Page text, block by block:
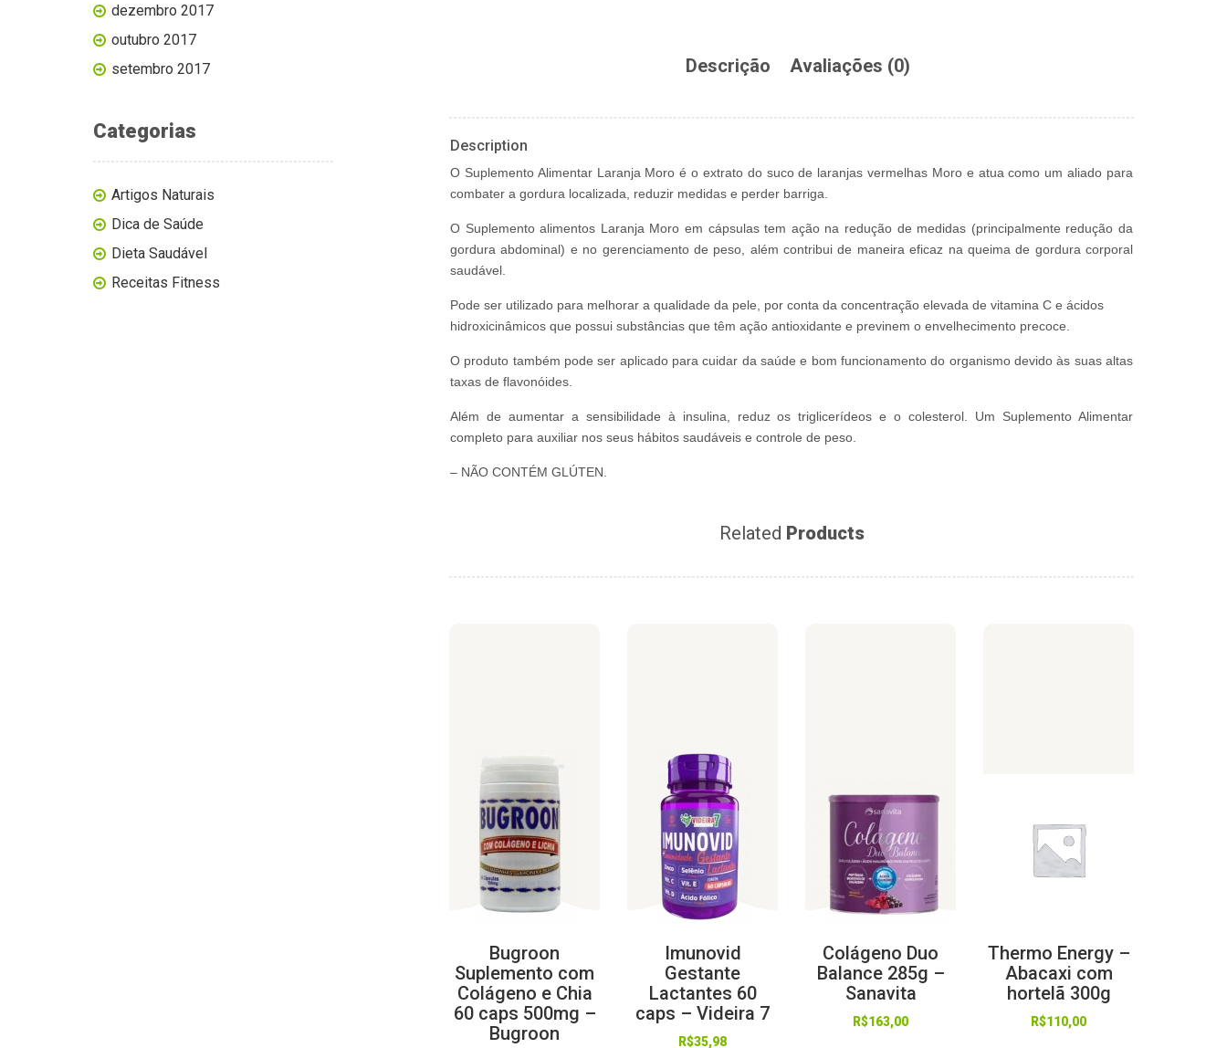
Descrição Avaliações (0)
Description
O Suplemento Alimentar Laranja Moro é o extrato do suco de laranjas vermelhas Moro e atua como um aliado para
combater a gordura localizada, reduzir medidas e perder barriga.
O Suplemento alimentos Laranja Moro em cápsulas tem ação na redução de medidas (principalmente redução da
gordura abdominal) e no gerenciamento de peso, além contribui de maneira eficaz na queima de gordura corporal
saudável.
Pode ser utilizado para melhorar a qualidade da pele, por conta da concentração elevada de vitamina C e ácidos
hidroxicinâmicos que possui substâncias que têm ação antioxidante e previnem o envelhecimento precoce.
O produto também pode ser aplicado para cuidar da saúde e bom funcionamento do organismo devido às suas altas
taxas de flavonóides.
Além de aumentar a sensibilidade à insulina, reduz os triglicerídeos e o colesterol. Um Suplemento Alimentar
completo para auxiliar nos seus hábitos saudáveis e controle de peso.
– NÃO CONTÉM GLÚTEN.
Related Products
Bugroon
Suplemento com
Colágeno e Chia
60 caps 500mg –
Bugroon
Imunovid
Gestante
Lactantes 60
caps – Videira 7
R$35,98
Colágeno Duo
Balance 285g –
Sanavita
R$163,00
Thermo Energy –
Abacaxi com
hortelã 300g
R$110,00
dezembro 2017
outubro 2017
setembro 2017
Categorias
Artigos Naturais
Dica de Saúde
Dieta Saudável
Receitas Fitness